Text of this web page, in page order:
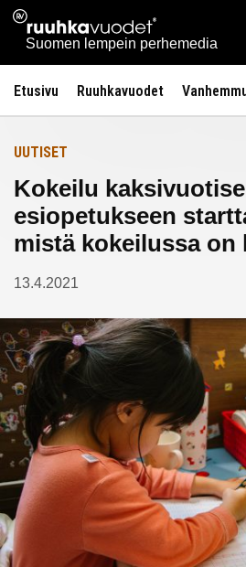
Siirry
sisältöön
Ruuhkavuodet.fi
Suomen lempein perhemedia
Etusivu Ruuhkavuodet
Etusivulle
UUTISET
Kokeilu
esiopetukseen
mistä kokeilussa on
13.4.2021